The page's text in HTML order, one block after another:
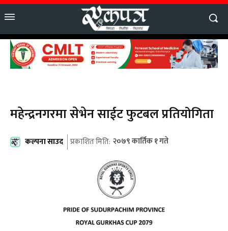
महेन्द्रनगरमा सेभेन साईट फुटबल प्रतियोगिता
कल्पना साउद प्रकाशित मिति: २०७९ कार्तिक १ गते